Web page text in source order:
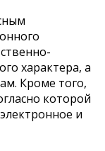
характера, а
Кроме того,
которой
и